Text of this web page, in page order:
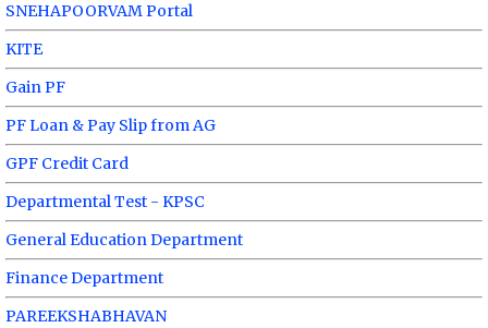
SNEHAPOORVAM Portal
KITE
Gain PF
PF Loan & Pay Slip from AG
GPF Credit Card
Departmental Test - KPSC
General Education Department
Finance Department
PAREEKSHABHAVAN